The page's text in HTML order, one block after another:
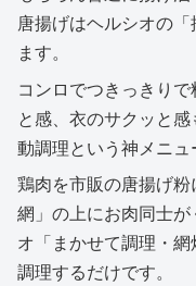
唐揚げはヘルシオの
ます。
コンロでつきっきり
と感、衣のサクッと
動調理という神メニュ
鶏肉を市販の唐揚げ
網」の上にお肉同士
オ「まかせて調理・
調理するだけです。